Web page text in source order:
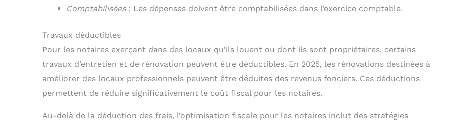
Comptabilisées: Les dépenses doivent être comptabilisées dans l’exercice comptable.
Travaux déductibles
Pour les notaires exerçant dans des locaux qu’ils louent ou dont ils sont propriétaires, certains
travaux d’entretien et de rénovation peuvent être déductibles. En 2025, les rénovations destinées à
améliorer des locaux professionnels peuvent être déduites des revenus fonciers. Ces déductions
permettent de réduire significativement le coût fiscal pour les notaires.
Au-delà de la déduction des frais, l’optimisation fiscale pour les notaires inclut des stratégies